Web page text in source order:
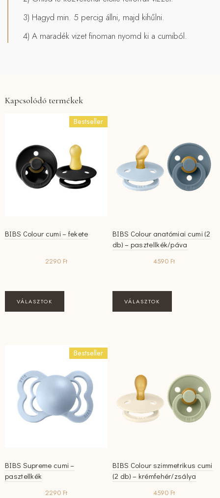
3) Hagyd min. 5 percig állni, majd kihűlni.
4) A maradék vizet finoman nyomd ki a cumiból.
Kapcsolódó termékek
Bestseller
BIBS Colour cumi – fekete
2290 Ft
VÁLASZTOK
a
variációja
van.
változatok
a
termékoldalon
választhatók
BIBS Colour anatómiai cumi (2
db) – pasztellkék/páva
4590 Ft
VÁLASZTOK
a
változatok
termékoldalon
választhatók
Bestseller
BIBS Supreme cumi –
pasztellkék
2290 Ft
BIBS Colour szimmetrikus cumi
(2 db) – krémfehér/zsálya
4590 Ft